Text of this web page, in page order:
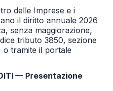
delle Imprese e i
il diritto annuale 2026
senza maggiorazione,
tributo 3850, sezione
o tramite il portale
— Presentazione